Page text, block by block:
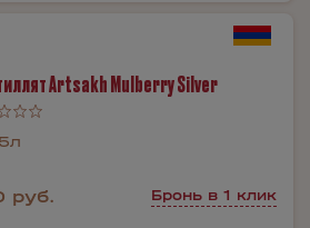
Artsakh Mulberry Silver
руб. Бронь в 1 клик